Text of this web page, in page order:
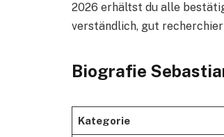
2026 erhältst du alle
verständlich, gut
Biografie
Kategorie